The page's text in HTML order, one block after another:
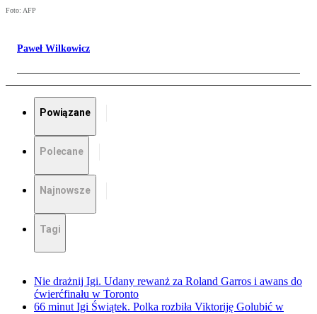
Foto: AFP
Paweł Wilkowicz
Powiązane
Polecane
Najnowsze
Tagi
Nie drażnij Igi. Udany rewanż za Roland Garros i awans do
ćwierćfinału w Toronto
66 minut Igi Świątek. Polka rozbiła Viktoriję Golubić w